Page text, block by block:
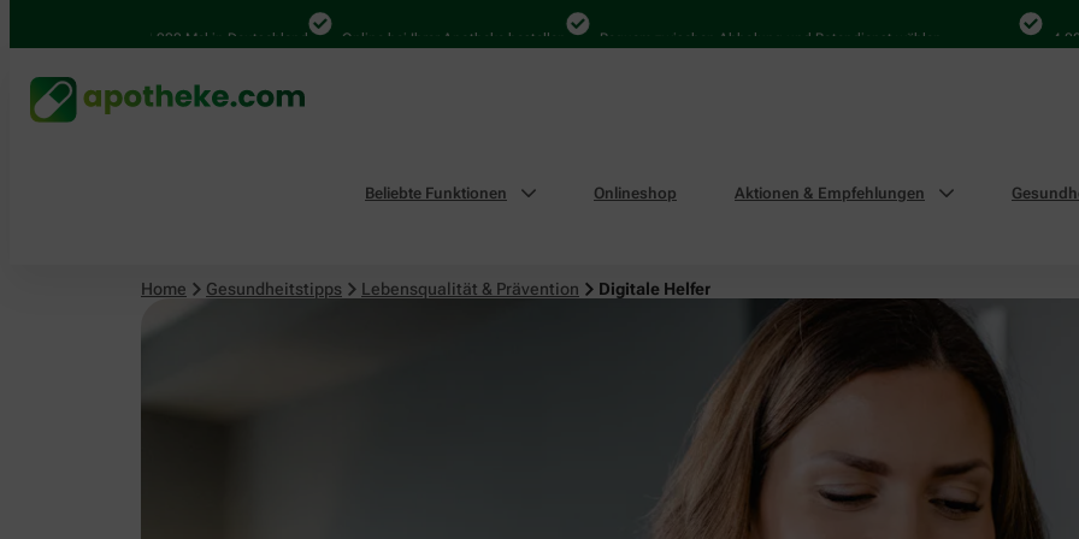
4.000 Mal in Deutschland Online bei Ihrer Apotheke bestellen Bequem zwischen Abholung und Botendienst wählen 4.000
Beliebte Funktionen Onlineshop Aktionen & Empfehlungen
Home Gesundheitstipps Lebensqualität & Prävention Digitale Helfer
Lebensqualität & Prävention